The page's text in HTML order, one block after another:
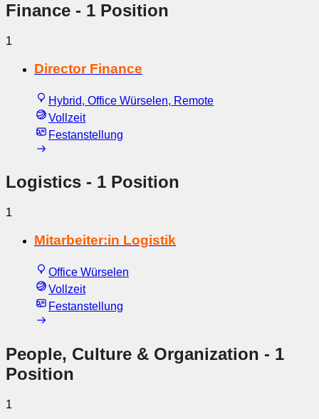
Finance - 1 Position
1
Director Finance
Hybrid, Office Würselen, Remote
Vollzeit
Festanstellung
Logistics - 1 Position
1
Mitarbeiter:in Logistik
Office Würselen
Vollzeit
Festanstellung
People, Culture & Organization - 1
Position
1